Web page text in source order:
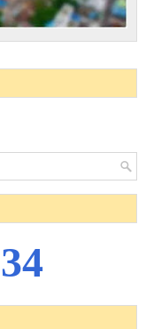
34